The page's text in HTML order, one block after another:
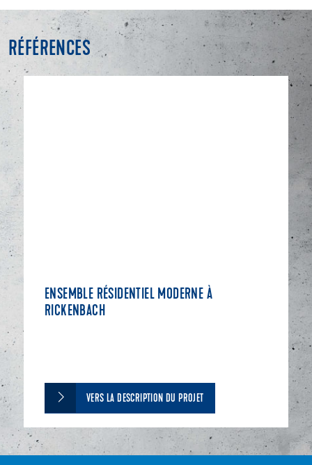
RÉFÉRENCES
ENSEMBLE RÉSIDENTIEL MODERNE À
RICKENBACH
VERS LA DESCRIPTION DU PROJET